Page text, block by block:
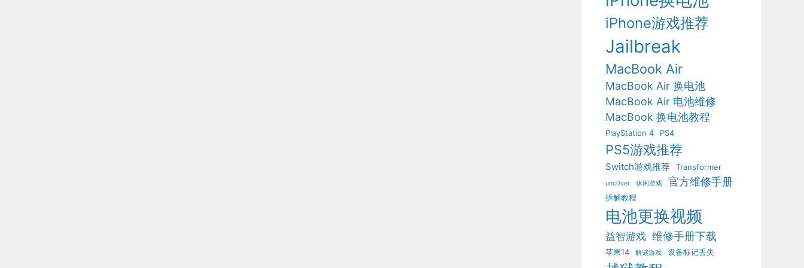
iPhone游戏推荐
Jailbreak
MacBook Air
MacBook Air 换电池
MacBook Air 电池维修
MacBook 换电池教程
PlayStation 4 PS4
PS5游戏推荐
Switch游戏推荐 Transformer
unc0ver 休闲游戏 官方维修手册
拆解教程
电池更换视频
益智游戏 维修手册下载
苹果14 解谜游戏 设备标记丢失